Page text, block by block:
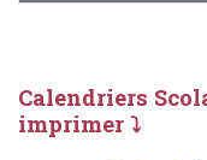
Calendriers
imprimer ⤵